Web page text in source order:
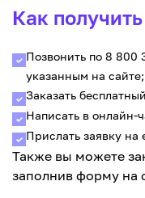
Как
Позвонить по 8 800
указанным на сайте;
Заказать
Написать в онлайн-
Прислать заявку на
Также вы можете
заполнив форму на